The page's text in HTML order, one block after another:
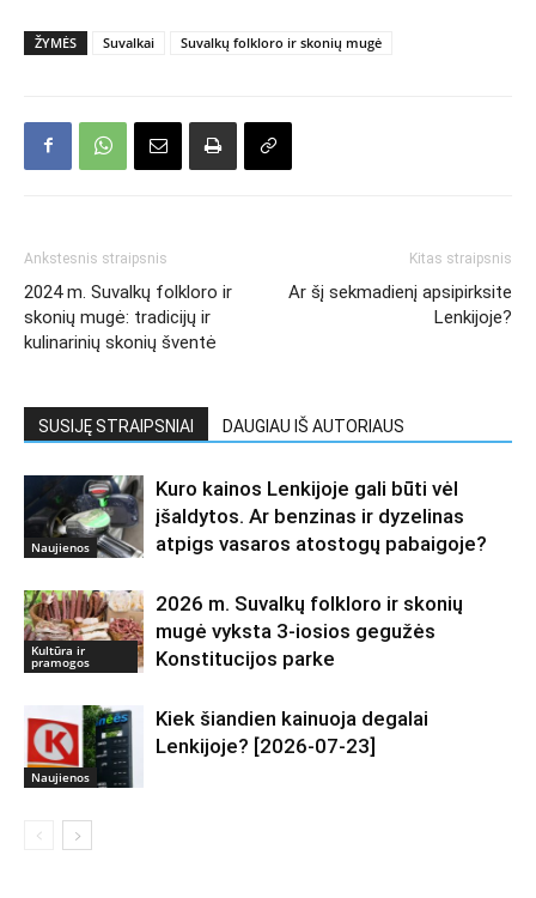
ŽYMĖS Suvalkai Suvalkų folkloro ir skonių mugė
Ankstesnis straipsnis
2024 m. Suvalkų folkloro ir
skonių mugė: tradicijų ir
kulinarinių skonių šventė
Kitas straipsnis
Ar šį sekmadienį apsipirksite
Lenkijoje?
SUSIJĘ STRAIPSNIAI DAUGIAU IŠ AUTORIAUS
Naujienos
Kuro kainos Lenkijoje gali būti vėl
įšaldytos. Ar benzinas ir dyzelinas
atpigs vasaros atostogų pabaigoje?
Kultūra ir
pramogos
2026 m. Suvalkų folkloro ir skonių
mugė vyksta 3-iosios gegužės
Konstitucijos parke
Naujienos
Kiek šiandien kainuoja degalai
Lenkijoje? [2026-07-23]